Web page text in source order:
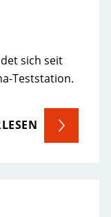
sich seit
Teststation.